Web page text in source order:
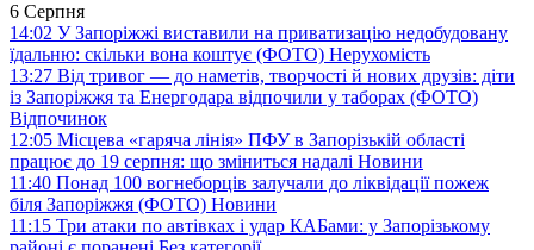
6 Серпня
14:02 У Запоріжжі виставили на приватизацію недобудовану
їдальню: скільки вона коштує (ФОТО) Нерухомість
13:27 Від тривог — до наметів, творчості й нових друзів: діти
із Запоріжжя та Енергодара відпочили у таборах (ФОТО)
Відпочинок
12:05 Місцева «гаряча лінія» ПФУ в Запорізькій області
працює до 19 серпня: що зміниться надалі Новини
11:40 Понад 100 вогнеборців залучали до ліквідації пожеж
біля Запоріжжя (ФОТО) Новини
11:15 Три атаки по автівках і удар КАБами: у Запорізькому